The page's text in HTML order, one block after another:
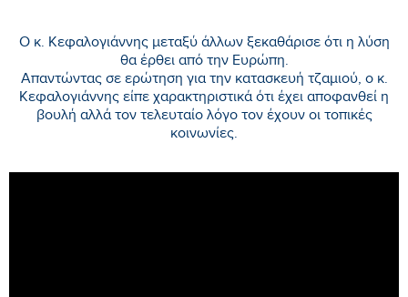
Ο κ. Κεφαλογιάννης μεταξύ άλλων ξεκαθάρισε ότι η λύση
θα έρθει από την Ευρώπη.
Απαντώντας σε ερώτηση για την κατασκευή τζαμιού, ο κ.
Κεφαλογιάννης είπε χαρακτηριστικά ότι έχει αποφανθεί η
βουλή αλλά τον τελευταίο λόγο τον έχουν οι τοπικές
κοινωνίες.